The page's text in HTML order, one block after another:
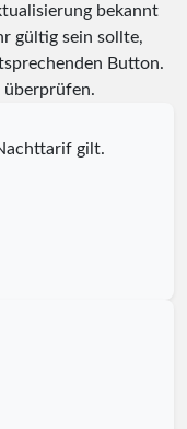
bekannt
gültig sein sollte,
Button.
überprüfen.
gilt.